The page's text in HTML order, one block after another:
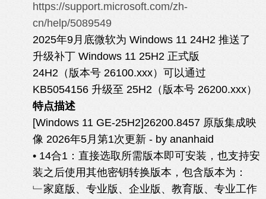
https://support.microsoft.com/zh-
cn/help/5089549
2025年9月底微软为 Windows 11 24H2 推送了​​
升级补丁 Windows 11 25H2 正式版
24H2（版本号 26100.xxx）​​可以通过 ​​
KB5054156​​ 升级至 25H2（版本号 26200.xxx）
特点描述
[Windows 11 GE-25H2]26200.8457 原版集成映
像 2026年5月第1次更新 - by ananhaid
• 14合1：直接选取所需版本即可安装，也支持安
装之后使用其他密钥转换版本，包含版本为：
﹂家庭版、专业版、企业版、教育版、专业工作